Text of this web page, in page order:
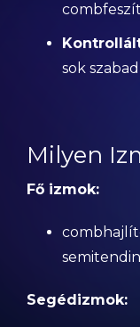
sok
Milyen
Fő izmok:
Segédizmok: